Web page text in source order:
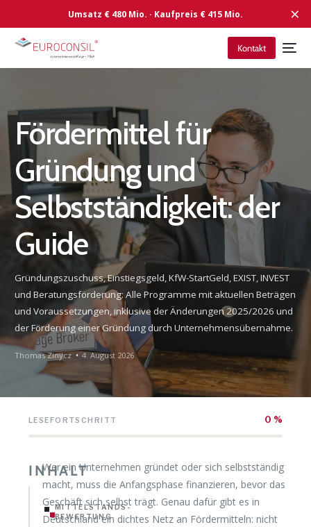
Kontakt:sebastian.goering@euroconsil.de ×
Kontakt
Fördermittel für
Gründung und
Selbstständigkeit: der
Guide
Gründungszuschuss, Einstiegsgeld, KfW-StartGeld, EXIST, INVEST
und Beratungsförderung: Alle Programme mit aktuellen Beträgen
und Voraussetzungen, inklusive der Änderungen 2025/2026 und
der Förderung einer Gründung durch Unternehmensübernahme.
Thomas Zinycz 4. August 2026
LESEFORTSCHRITT 0 %
INHALT
MITTELSTANDS-
BEWERTUNG
Wer ein Unternehmen gründet oder sich selbstständig
macht, muss die Anfangsphase finanzieren, bevor das
Geschäft sich selbst trägt. Genau dafür gibt es in
Deutschland ein dichtes Netz an Fördermitteln: nicht